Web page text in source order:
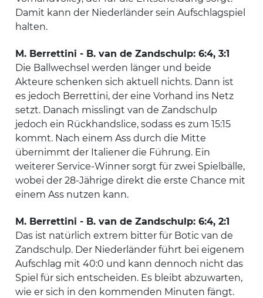
Damit kann der Niederländer sein Aufschlagspiel
halten.
M. Berrettini - B. van de Zandschulp: 6:4, 3:1
Die Ballwechsel werden länger und beide
Akteure schenken sich aktuell nichts. Dann ist
es jedoch Berrettini, der eine Vorhand ins Netz
setzt. Danach misslingt van de Zandschulp
jedoch ein Rückhandslice, sodass es zum 15:15
kommt. Nach einem Ass durch die Mitte
übernimmt der Italiener die Führung. Ein
weiterer Service-Winner sorgt für zwei Spielbälle,
wobei der 28-Jährige direkt die erste Chance mit
einem Ass nutzen kann.
M. Berrettini - B. van de Zandschulp: 6:4, 2:1
Das ist natürlich extrem bitter für Botic van de
Zandschulp. Der Niederländer führt bei eigenem
Aufschlag mit 40:0 und kann dennoch nicht das
Spiel für sich entscheiden. Es bleibt abzuwarten,
wie er sich in den kommenden Minuten fängt.